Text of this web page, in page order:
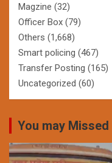
Magzine (32)
Officer Box (79)
Others (1,668)
Smart policing (467)
Transfer Posting (165)
Uncategorized (60)
You may Missed